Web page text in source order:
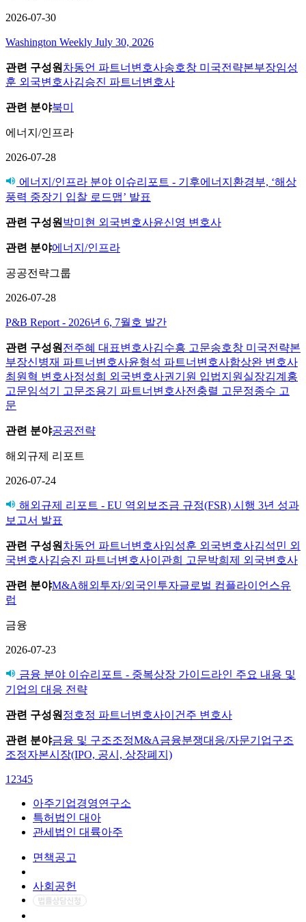
2026-07-30
Washington Weekly July 30, 2026
관련 구성원 차동언 파트너변호사송호창 미국전략본부장임성
훈 외국변호사김승진 파트너변호사
관련 분야북미
에너지/인프라
2026-07-28
에너지/인프라 분야 이슈리포트 - 기후에너지환경부, ‘해상
풍력 중장기 입찰 로드맵’ 발표
관련 구성원 박미현 외국변호사윤신영 변호사
관련 분야에너지/인프라
공공전략그룹
2026-07-28
P&B Report - 2026년 6, 7월호 발간
관련 구성원 전주혜 대표변호사김수흥 고문송호창 미국전략본
부장신병재 파트너변호사윤형석 파트너변호사함상완 변호사
최원혁 변호사정성희 외국변호사권기원 입법지원실장김계홍
고문임석기 고문조용기 파트너변호사전충렬 고문정종수 고
문
관련 분야공공전략
해외규제 리포트
2026-07-24
해외규제 리포트 - EU 역외보조금 규정(FSR) 시행 3년 성과
보고서 발표
관련 구성원 차동언 파트너변호사임성훈 외국변호사김석민 외
국변호사김승진 파트너변호사이관희 고문박희제 외국변호사
관련 분야M&A해외투자/외국인투자글로벌 컴플라이언스유
럽
금융
2026-07-23
금융 분야 이슈리포트 - 중복상장 가이드라인 주요 내용 및
기업의 대응 전략
관련 구성원 정호정 파트너변호사이건주 변호사
관련 분야금융 및 구조조정M&A금융분쟁대응/자문기업구조
조정자본시장(IPO, 공시, 상장폐지)
1 2345
아주기업경영연구소
특허법인 대아
관세법인 대륙아주
면책공고
사회공헌